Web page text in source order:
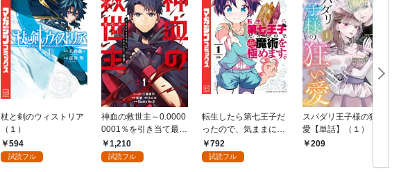
杖と剣のウィストリア
（１）
594
試読フル
神血の救世主～0.0000
0001％を引き当て最強
へ～【電子書籍特典
付】（１）
1,210
試読フル
転生したら第七王子だ
ったので、気ままに魔
術を極めます（１）
792
試読フル
スパダリ王子様の狂い
愛【単話】（１）
209